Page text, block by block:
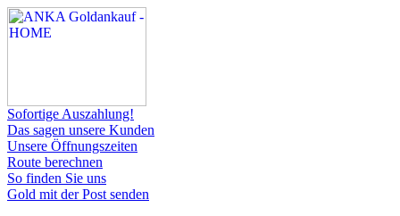
Sofortige Auszahlung!
Das sagen unsere Kunden
Unsere Öffnungszeiten
Route berechnen
So finden Sie uns
Gold mit der Post senden